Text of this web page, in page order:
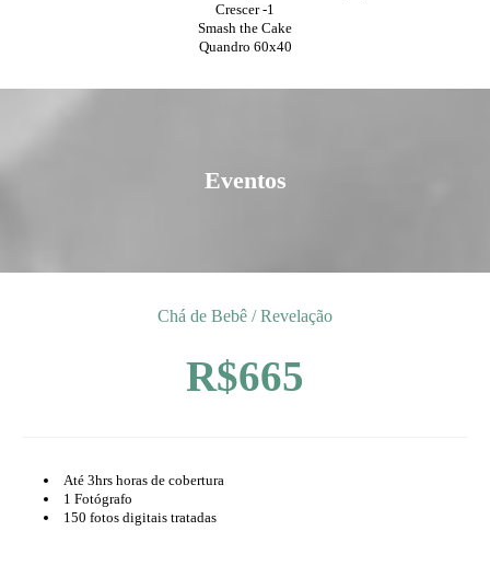
Crescer -1
Smash the Cake
Quandro 60x40
Eventos
Chá de Bebê / Revelação
R$665
Até 3hrs horas de cobertura
1 Fotógrafo
150 fotos digitais tratadas